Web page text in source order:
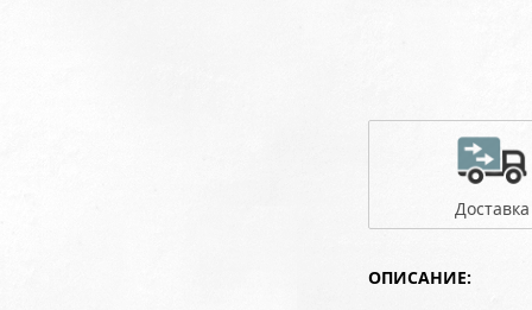
Доставка
ОПИСАНИЕ: